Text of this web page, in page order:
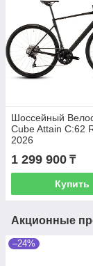
Шоссейный
Cube Attain C:62
2026
1 299 900 ₸
Купить
Акционные
–24%